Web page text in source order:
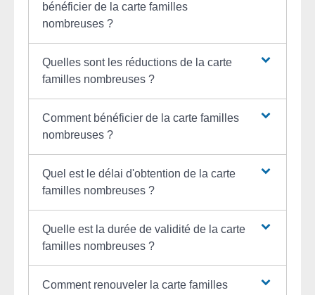
bénéficier de la carte familles
nombreuses ?
Quelles sont les réductions de la carte
familles nombreuses ?
Comment bénéficier de la carte familles
nombreuses ?
Quel est le délai d'obtention de la carte
familles nombreuses ?
Quelle est la durée de validité de la carte
familles nombreuses ?
Comment renouveler la carte familles